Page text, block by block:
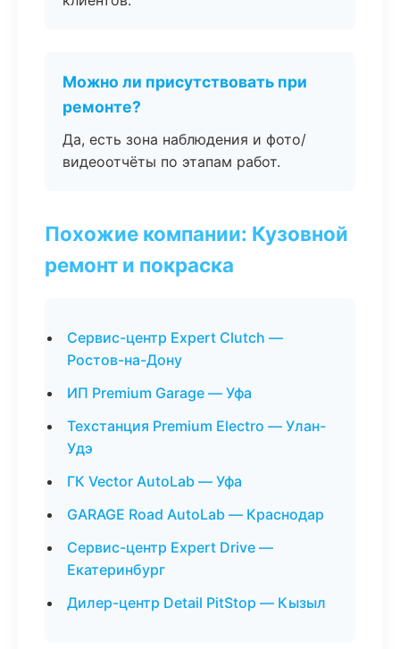
Можно ли присутствовать при
ремонте?
Да, есть зона наблюдения и фото/
видеоотчёты по этапам работ.
Похожие компании: Кузовной
ремонт и покраска
Сервис-центр Expert Clutch —
Ростов-на-Дону
ИП Premium Garage — Уфа
Техстанция Premium Electro — Улан-
Удэ
ГК Vector AutoLab — Уфа
GARAGE Road AutoLab — Краснодар
Сервис-центр Expert Drive —
Екатеринбург
Дилер-центр Detail PitStop — Кызыл